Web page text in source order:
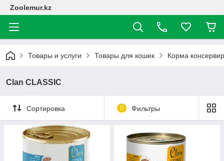
Zoolemur.kz
Товары и услуги Товары для кошек Корма
Clan CLASSIC
Сортировка 0 Фильтры